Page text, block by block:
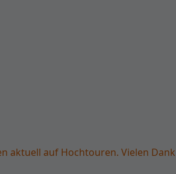
aktuell auf Hochtouren. Vielen